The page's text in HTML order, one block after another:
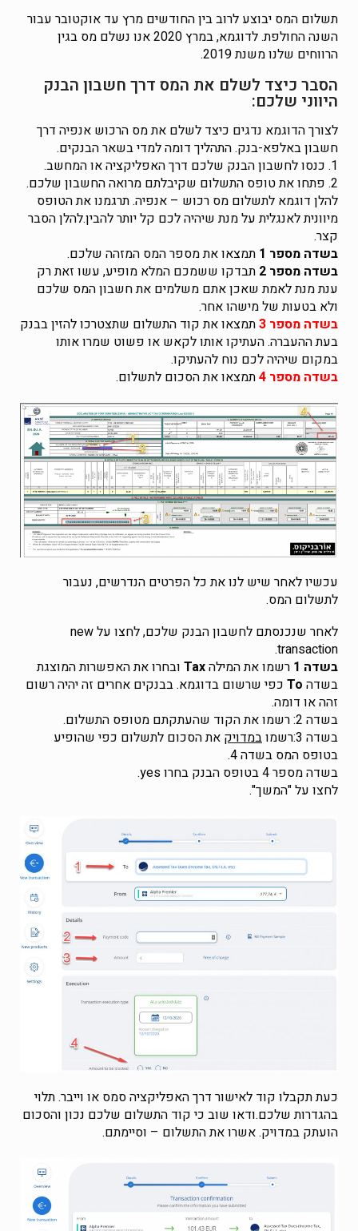
תשלום המס יבוצע לרוב בין החודשים מרץ עד אוקטובר עבור
השנה החולפת. לדוגמא, במרץ 2020 אנו נשלם מס בגין
הרווחים שלנו משנת 2019.
הסבר כיצד לשלם את המס דרך חשבון הבנק
היווני שלכם:
לצורך הדוגמא נדגים כיצד לשלם את מס הרכוש אנפיה דרך
חשבון באלפא-בנק. התהליך דומה למדי בשאר הבנקים.
1. כנסו לחשבון הבנק שלכם דרך האפליקציה או המחשב.
2. פתחו את טופס התשלום שקיבלתם מרואה החשבון שלכם.
להלן דוגמא לתשלום מס רכוש – אנפיה. תרגמנו את הטופס
מיוונית לאנגלית על מנת שיהיה לכם קל יותר להבין.להלן הסבר
קצר.
בשדה מספר 1
תמצאו את מספר המס המזהה שלכם.
בשדה מספר 2
תבדקו ששמכם המלא מופיע, עשו זאת רק
ענת מנת לאמת שאכן אתם משלמים את חשבון המס שלכם
ולא בטעות של מישהו אחר.
בשדה מספר 3
תמצאו את קוד התשלום שתצטרכו להזין בבנק
בעת ההעברה. העתיקו אותו לקאש או פשוט שמרו אותו
במקום שיהיה לכם נוח להעתיקו.
בשדה מספר 4
תמצאו את הסכום לתשלום.
עכשיו לאחר שיש לנו את כל הפרטים הנדרשים, נעבור
לתשלום המס.
לאחר שנכנסתם לחשבון הבנק שלכם, לחצו על new
transaction.
בשדה 1
רשמו את המילהTax ובחרו את האפשרות המוצגת
בשדה To כפי שרשום בדוגמא. בבנקים אחרים זה יהיה רשום
זהה או דומה.
בשדה 2: רשמו את הקוד שהעתקתם מטופס התשלום.
בשדה 3:רשמו
במדויק את הסכום לתשלום כפי שהופיע
בטופס המס בשדה 4.
בשדה מספר 4 בטופס הבנק בחרו yes.
לחצו על "המשך".
כעת תקבלו קוד לאישור דרך האפליקציה סמס או וייבר. תלוי
בהגדרות שלכם.ודאו שוב כי קוד התשלום שלכם נכון והסכום
הועתק במדויק. אשרו את התשלום – וסיימתם.